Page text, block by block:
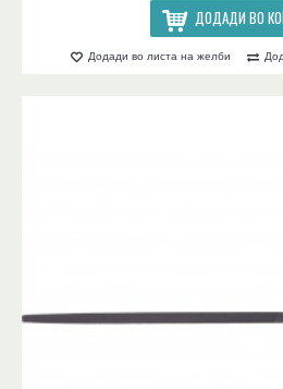
ДОДАДИ ВО
Додади во листа на желби